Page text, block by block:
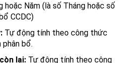
hoặc Năm (là số Tháng hoặc số
CCDC)
Tự động tính theo công thức
bổ.
lại: Tự động tính theo công